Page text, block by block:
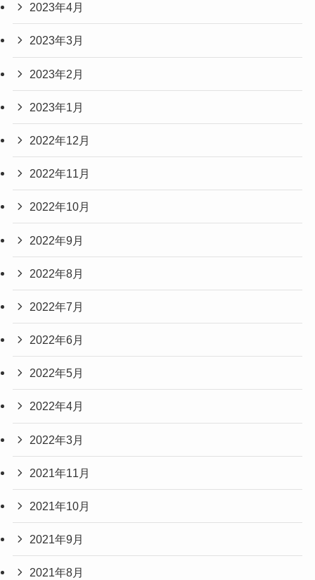
2023年4月
2023年3月
2023年2月
2023年1月
2022年12月
2022年11月
2022年10月
2022年9月
2022年8月
2022年7月
2022年6月
2022年5月
2022年4月
2022年3月
2021年11月
2021年10月
2021年9月
2021年8月